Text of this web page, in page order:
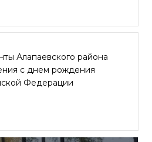
Алапаевского района
с днем рождения
Федерации